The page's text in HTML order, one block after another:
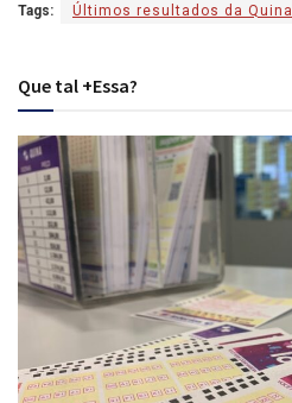
Tags: Últimos resultados da Quina
Que tal +Essa?